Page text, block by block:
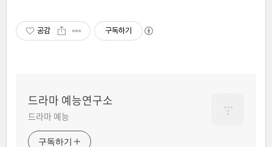
공감 구독하기
드라마 예능연구소
드라마 예능
구독하기